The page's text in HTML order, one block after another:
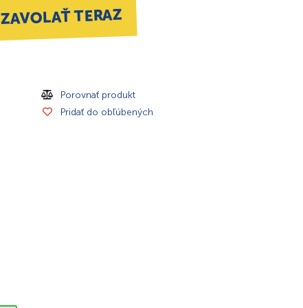
ZAVOLAŤ TERAZ
Porovnať produkt
Pridať do obľúbených